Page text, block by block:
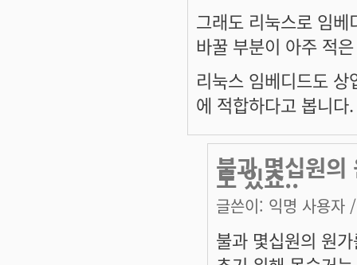
그래도 리눅스로 임
바꿀 부분이 아주 적
리눅스 임베디드도
에 적합하다고 봅니다.
불과 몇십원의
도 있죠..
글쓴이: 익명 사용자
불과 몇십원의 원